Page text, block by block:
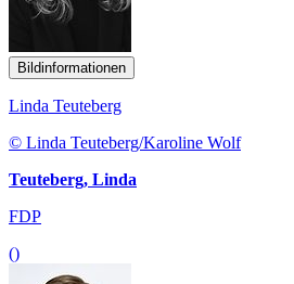
Bildinformationen
Linda Teuteberg
© Linda Teuteberg/Karoline Wolf
Teuteberg, Linda
FDP
()